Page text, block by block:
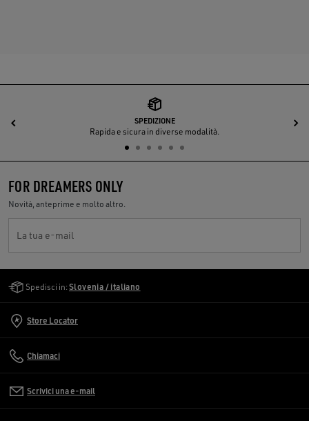
SPEDIZIONE
Rapida e sicura in diverse modalità.
Indietro
FOR DREAMERS ONLY
Novità, anteprime e molto altro.
La tua e-mail
Spedisci in: Slovenia / italiano
Store Locator
Chiamaci
Scrivici una e-mail